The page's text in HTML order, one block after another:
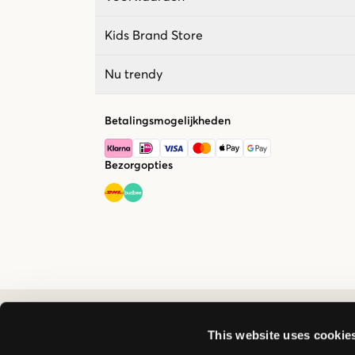
This website uses
Kids Brand Store
Nu trendy
Betalingsmogelijkheden
Bezorgopties